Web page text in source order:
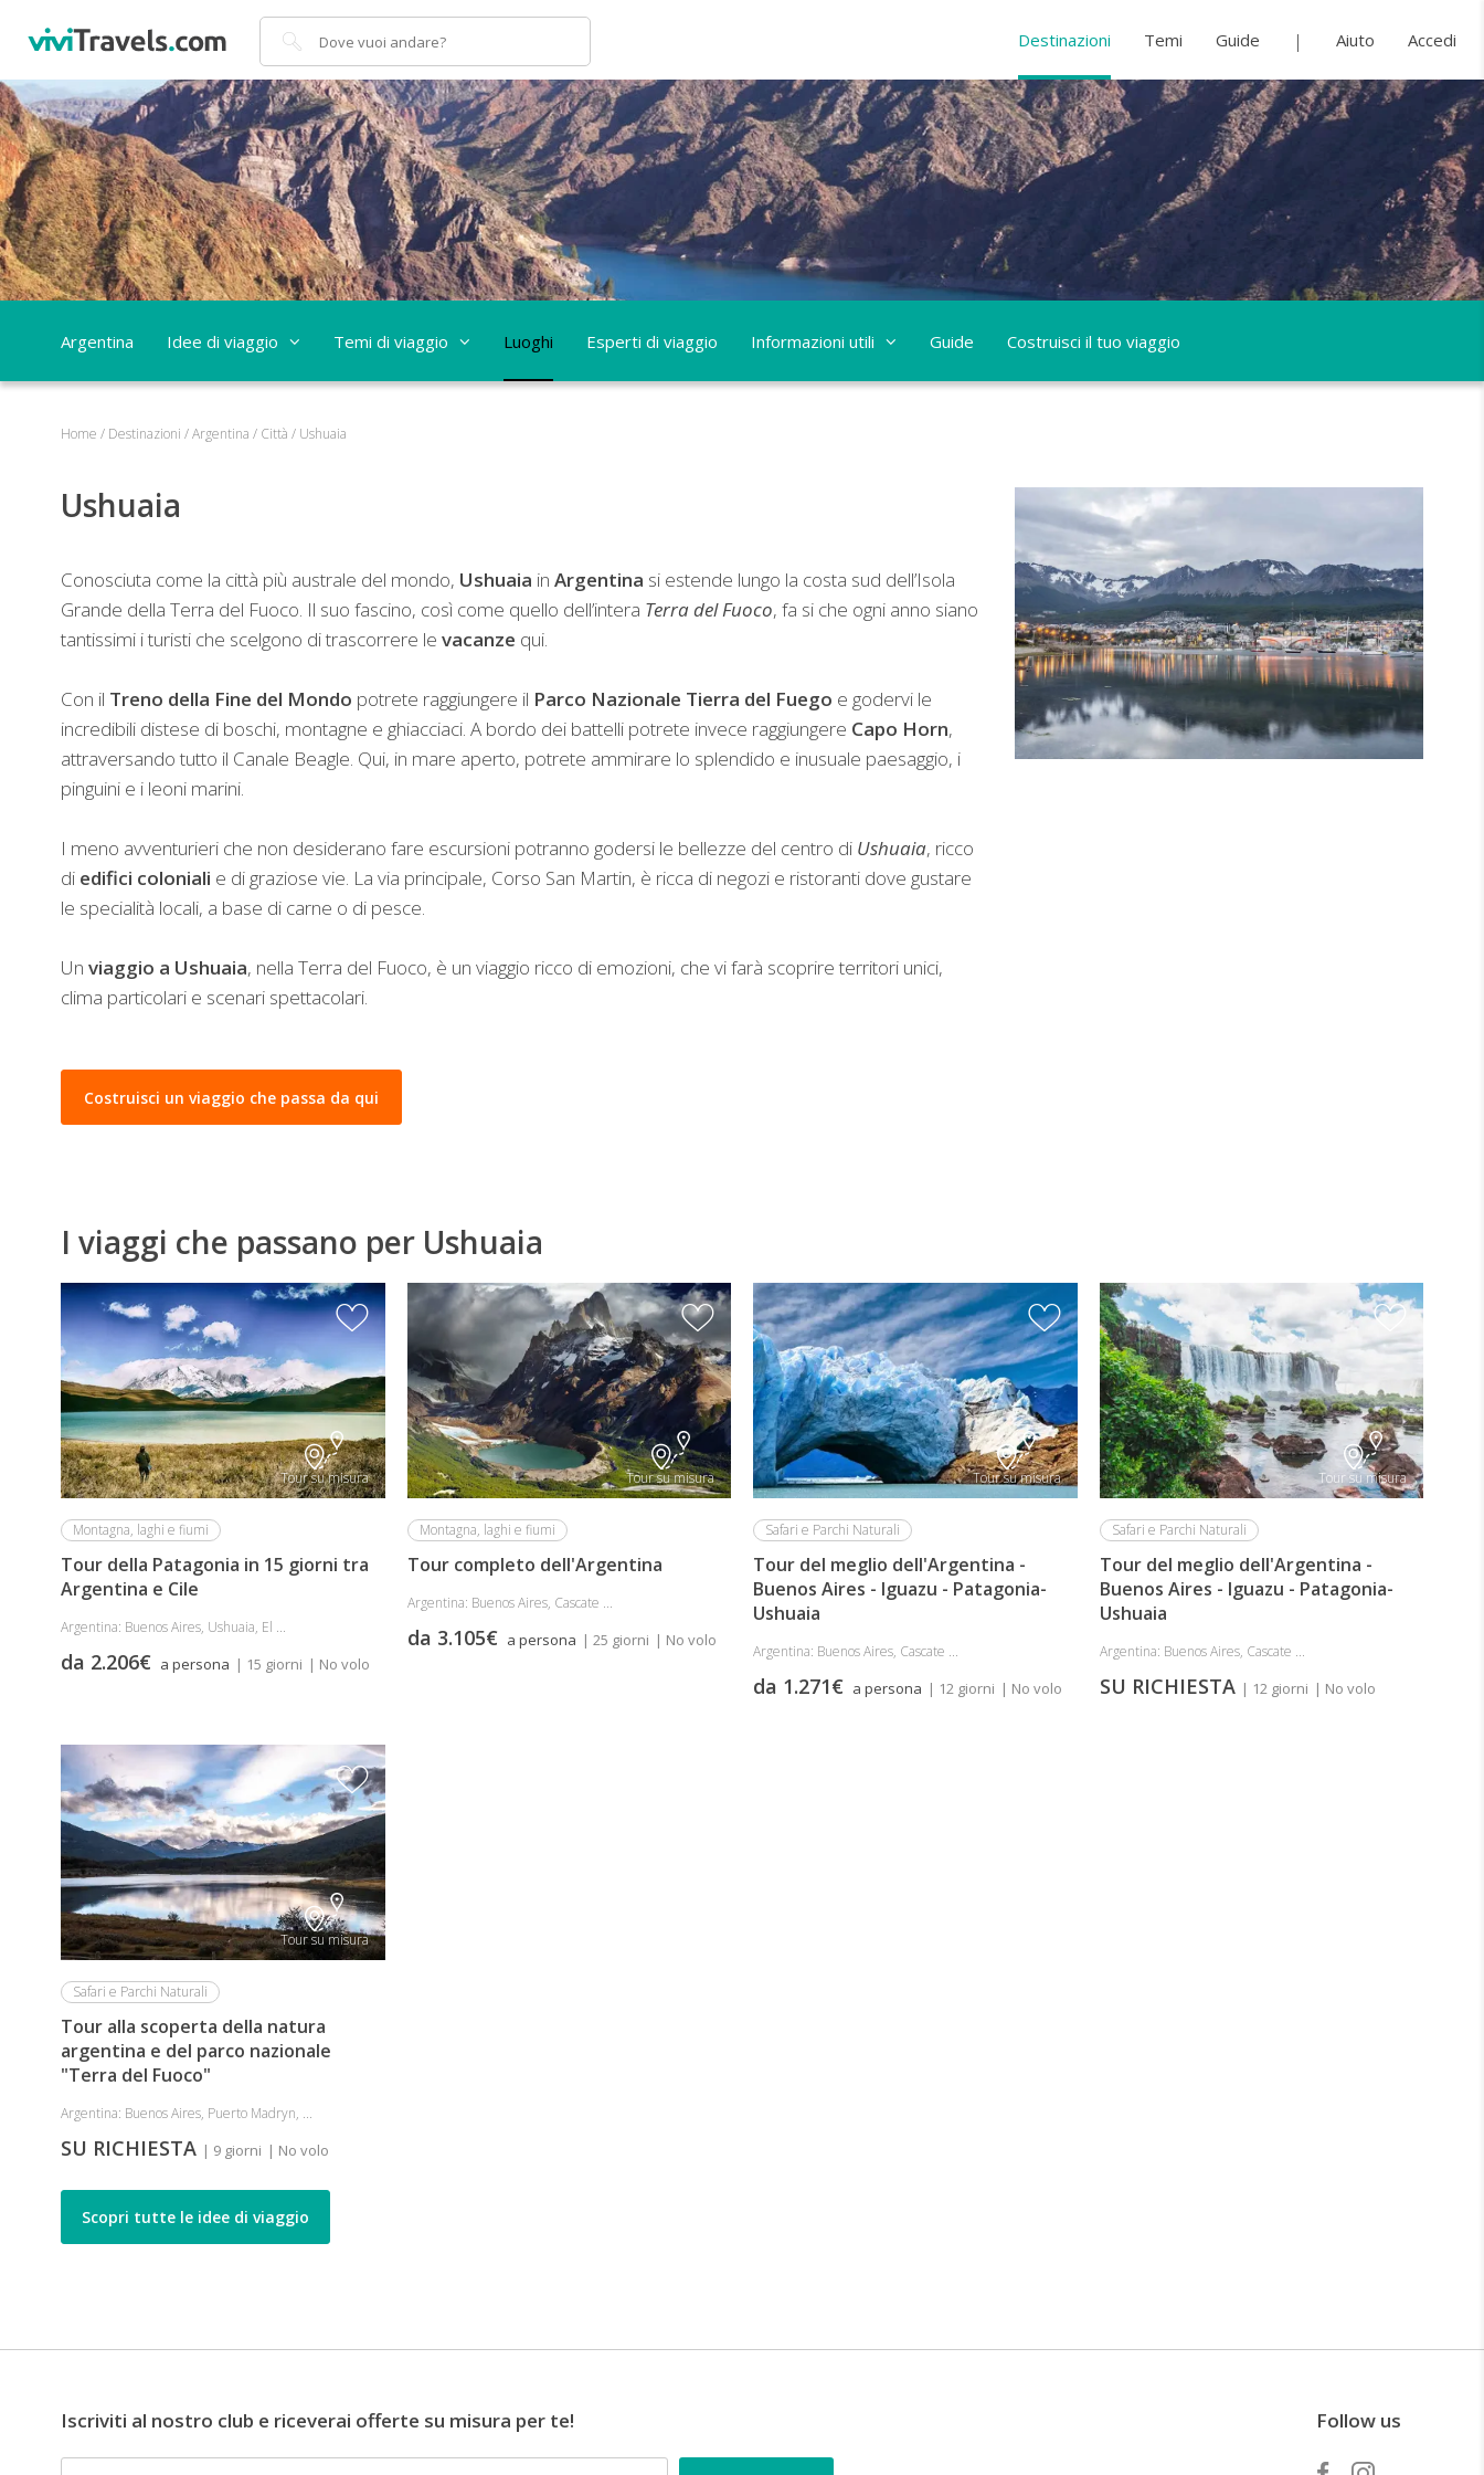
Cerca Destinazioni Temi Guide Aiuto Accedi
Argentina Idee di viaggio Temi di viaggio Luoghi Esperti di viaggio Informazioni utili Guide Costruisci il tuo viaggio
Home / Destinazioni /Argentina / Città / Ushuaia
Ushuaia
Conosciuta come la città più australe del mondo, Ushuaia in Argentina si estende lungo la costa sud dell’Isola
Grande della Terra del Fuoco. Il suo fascino, così come quello dell’intera Terra del Fuoco, fa si che ogni anno siano
tantissimi i turisti che scelgono di trascorrere le vacanze qui.
Con il Treno della Fine del Mondo potrete raggiungere il Parco Nazionale Tierra del Fuego e godervi le
incredibili distese di boschi, montagne e ghiacciaci. A bordo dei battelli potrete invece raggiungere Capo Horn,
attraversando tutto il Canale Beagle. Qui, in mare aperto, potrete ammirare lo splendido e inusuale paesaggio, i
pinguini e i leoni marini.
I meno avventurieri che non desiderano fare escursioni potranno godersi le bellezze del centro di Ushuaia, ricco
di edifici coloniali e di graziose vie. La via principale, Corso San Martin, è ricca di negozi e ristoranti dove gustare
le specialità locali, a base di carne o di pesce.
Un viaggio a Ushuaia, nella Terra del Fuoco, è un viaggio ricco di emozioni, che vi farà scoprire territori unici,
clima particolari e scenari spettacolari.
Costruisci un viaggio che passa da qui
I viaggi che passano per Ushuaia
Tour su misura
Montagna, laghi e fiumi
Tour della Patagonia in 15 giorni tra
Argentina e Cile
Argentina: Buenos Aires, Ushuaia, El ...
da 2.206€ a persona | 15 giorni | No volo
Tour su misura
Montagna, laghi e fiumi
Tour completo dell'Argentina
Argentina: Buenos Aires, Cascate ...
da 3.105€ a persona | 25 giorni | No volo
Tour su misura
Safari e Parchi Naturali
Tour del meglio dell'Argentina -
Buenos Aires - Iguazu - Patagonia-
Ushuaia
Argentina: Buenos Aires, Cascate ...
da 1.271€ a persona | 12 giorni | No volo
Tour su misura
Safari e Parchi Naturali
Tour del meglio dell'Argentina -
Buenos Aires - Iguazu - Patagonia-
Ushuaia
Argentina: Buenos Aires, Cascate ...
SU RICHIESTA | 12 giorni | No volo
Tour su misura
Safari e Parchi Naturali
Tour alla scoperta della natura
argentina e del parco nazionale
"Terra del Fuoco"
Argentina: Buenos Aires, Puerto Madryn, ...
SU RICHIESTA | 9 giorni | No volo
Scopri tutte le idee di viaggio
Iscriviti al nostro club e riceverai offerte su misura per te!
Follow us